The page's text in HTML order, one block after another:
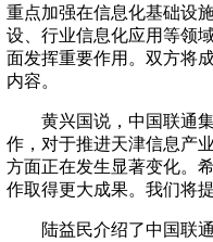
重点加强在信息化基础设
设、行业信息化应用等领
面发挥重要作用。双方将
内容。
黄兴国说，中国联通集
作，对于推进天津信息产
方面正在发生显著变化。
作取得更大成果。我们将
陆益民介绍了中国联通